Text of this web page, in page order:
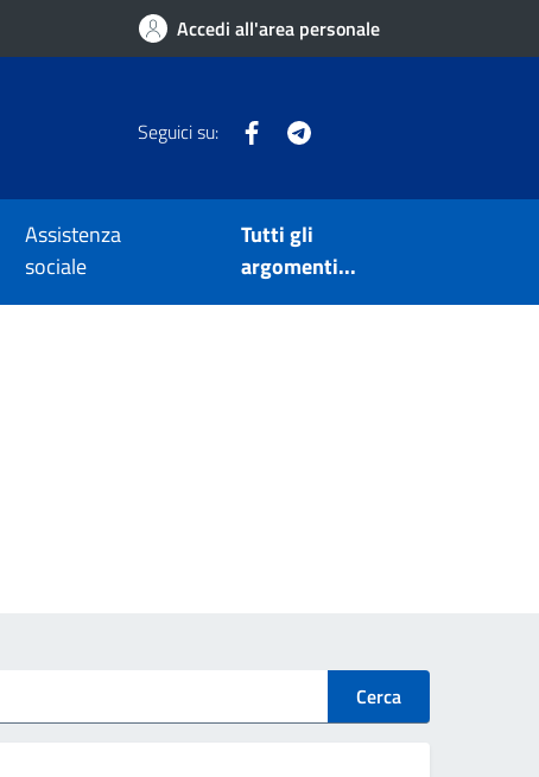
Accedi all'area personale
Seguici su: Facebook
Assistenza
sociale
Tutti gli
argomenti...
Cerca